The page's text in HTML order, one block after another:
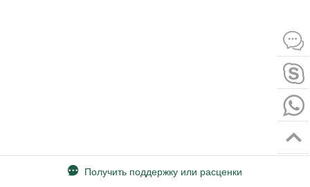
Получить поддержку или расценки